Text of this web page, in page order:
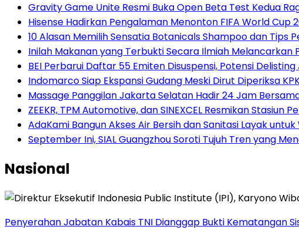
Gravity Game Unite Resmi Buka Open Beta Test Kedua
Hisense Hadirkan Pengalaman Menonton FIFA World Cup
10 Alasan Memilih Sensatia Botanicals Shampoo dan Tips
Inilah Makanan yang Terbukti Secara Ilmiah Melancarkan
BEI Perbarui Daftar 55 Emiten Disuspensi, Potensi
Indomarco Siap Ekspansi Gudang Meski Dirut Diperiksa
Massage Panggilan Jakarta Selatan Hadir 24 Jam
ZEEKR, TPM Automotive, dan SINEXCEL Resmikan
AdaKami Bangun Akses Air Bersih dan Sanitasi Layak
September Ini, SIAL Guangzhou Soroti Tujuh Tren yang
Nasional
Penyerahan Jabatan Kabais TNI Dianggap Bukti Kematangan